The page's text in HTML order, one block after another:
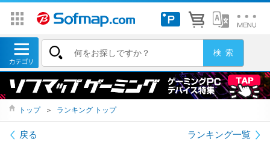
トップ ＞ ランキング トップ
戻る ランキング一覧